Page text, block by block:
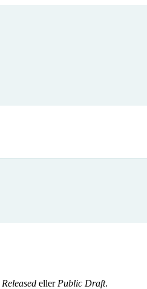
Released eller Public Draft.